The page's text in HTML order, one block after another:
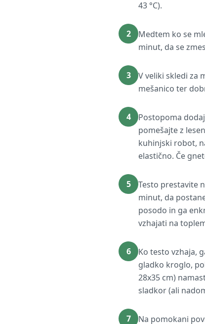
43 °C).
2
Medtem ko se
minut, da se
3
V veliki skledi za
mešanico ter
4
Postopoma
pomešajte z
kuhinjski robot,
elastično. Če
5
Testo prestavite
minut, da
posodo in ga
vzhajati na
6
Ko testo vzhaja,
gladko kroglo,
28x35 cm)
sladkor (ali
7 Na pomokani